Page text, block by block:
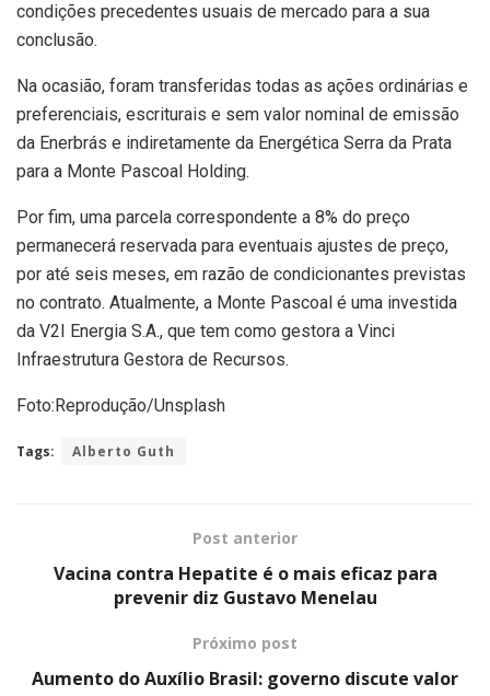
condições precedentes usuais de mercado para a sua
conclusão.
Na ocasião, foram transferidas todas as ações ordinárias e
preferenciais, escriturais e sem valor nominal de emissão
da Enerbrás e indiretamente da Energética Serra da Prata
para a Monte Pascoal Holding.
Por fim, uma parcela correspondente a 8% do preço
permanecerá reservada para eventuais ajustes de preço,
por até seis meses, em razão de condicionantes previstas
no contrato. Atualmente, a Monte Pascoal é uma investida
da V2I Energia S.A., que tem como gestora a Vinci
Infraestrutura Gestora de Recursos.
Foto:Reprodução/Unsplash
Tags: Alberto Guth
Post anterior
Vacina contra Hepatite é o mais eficaz para
prevenir diz Gustavo Menelau
Próximo post
Aumento do Auxílio Brasil: governo discute valor